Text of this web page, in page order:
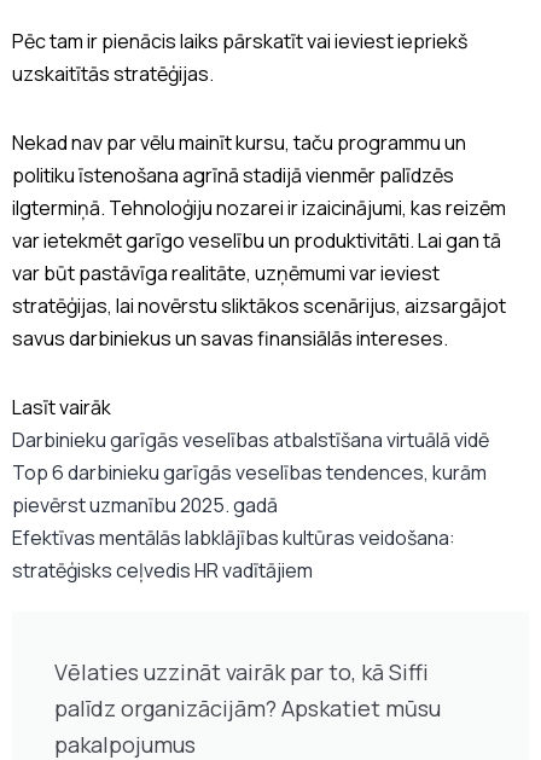
Pēc tam ir pienācis laiks pārskatīt vai ieviest iepriekš
uzskaitītās stratēģijas.
Nekad nav par vēlu mainīt kursu, taču programmu un
politiku īstenošana agrīnā stadijā vienmēr palīdzēs
ilgtermiņā. Tehnoloģiju nozarei ir izaicinājumi, kas reizēm
var ietekmēt garīgo veselību un produktivitāti. Lai gan tā
var būt pastāvīga realitāte, uzņēmumi var ieviest
stratēģijas, lai novērstu sliktākos scenārijus, aizsargājot
savus darbiniekus un savas finansiālās intereses.
Lasīt vairāk
Darbinieku garīgās veselības atbalstīšana virtuālā vidē
Top 6 darbinieku garīgās veselības tendences, kurām
pievērst uzmanību 2025. gadā
Efektīvas mentālās labklājības kultūras veidošana:
stratēģisks ceļvedis HR vadītājiem
Vēlaties uzzināt vairāk par to, kā Siffi
palīdz organizācijām? Apskatiet mūsu
pakalpojumus